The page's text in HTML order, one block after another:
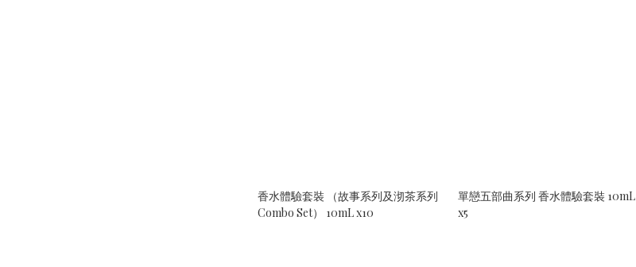
香水體驗套裝 （故事系列及沏茶系列
Combo Set） 10mL x10
單戀五部曲系列 香水體驗套裝 10mL
x5